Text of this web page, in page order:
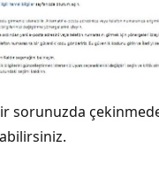
sorunuzda